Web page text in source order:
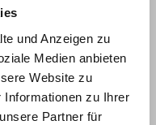
und Anzeigen zu
Medien anbieten
Website zu
Informationen zu Ihrer
Partner für